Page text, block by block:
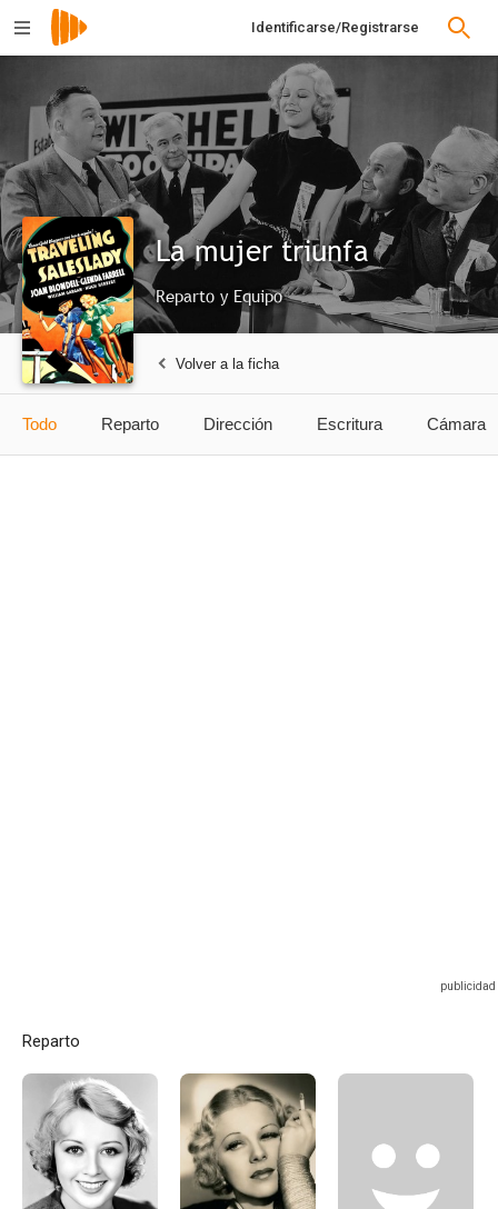
Identificarse/Registrarse
La mujer triunfa
Reparto y Equipo
Volver a la ficha
Todo Reparto Dirección Escritura Cámara
Reparto